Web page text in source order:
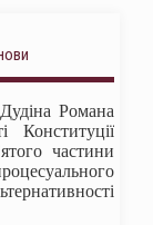
Романа
Конституції
частини